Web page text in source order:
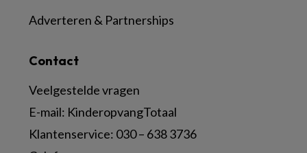
Contact
Veelgestelde vragen
E-mail: KinderopvangTotaal
Klantenservice: 030 – 638 3736
Adverteren & Partnerships